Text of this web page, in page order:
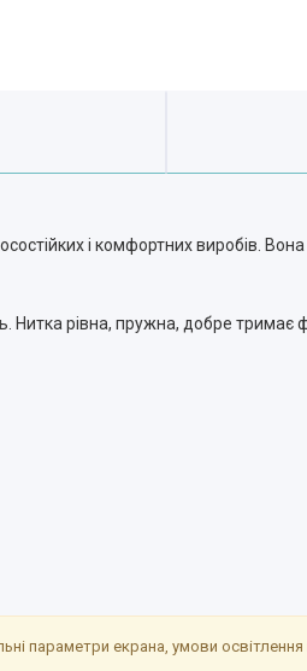
і комфортних виробів.
рівна, пружна, добре тримає
параметри екрана, умови освітлення